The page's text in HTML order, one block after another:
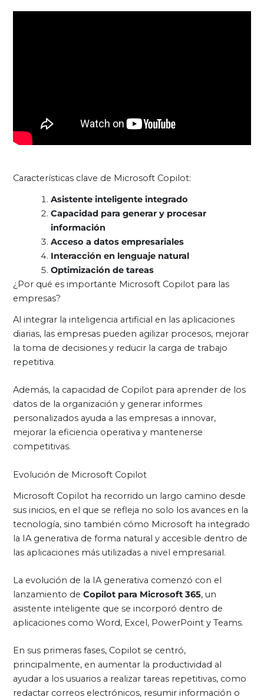
Características clave de Microsoft Copilot:
Asistente inteligente integrado
Capacidad para generar y procesar
información
Acceso a datos empresariales
Interacción en lenguaje natural
Optimización de tareas
¿Por qué es importante Microsoft Copilot para las
empresas?
Al integrar la inteligencia artificial en las aplicaciones
diarias, las empresas pueden agilizar procesos, mejorar
la toma de decisiones y reducir la carga de trabajo
repetitiva.
Además, la capacidad de Copilot para aprender de los
datos de la organización y generar informes
personalizados ayuda a las empresas a innovar,
mejorar la eficiencia operativa y mantenerse
competitivas.
Evolución de Microsoft Copilot
Microsoft Copilot ha recorrido un largo camino desde
sus inicios, en el que se refleja no solo los avances en la
tecnología, sino también cómo Microsoft ha integrado
la IA generativa de forma natural y accesible dentro de
las aplicaciones más utilizadas a nivel empresarial.
La evolución de la IA generativa comenzó con el
lanzamiento de Copilot para Microsoft 365, un
asistente inteligente que se incorporó dentro de
aplicaciones como Word, Excel, PowerPoint y Teams.
En sus primeras fases, Copilot se centró,
principalmente, en aumentar la productividad al
ayudar a los usuarios a realizar tareas repetitivas, como
redactar correos electrónicos, resumir información o